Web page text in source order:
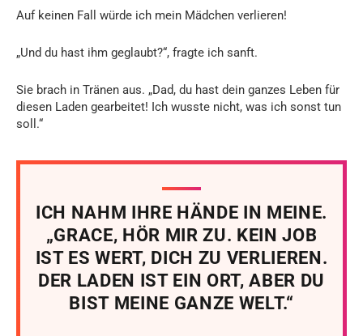
Auf keinen Fall würde ich mein Mädchen verlieren!
„Und du hast ihm geglaubt?“, fragte ich sanft.
Sie brach in Tränen aus. „Dad, du hast dein ganzes Leben für
diesen Laden gearbeitet! Ich wusste nicht, was ich sonst tun
soll.“
ICH NAHM IHRE HÄNDE IN MEINE.
„GRACE, HÖR MIR ZU. KEIN JOB
IST ES WERT, DICH ZU VERLIEREN.
DER LADEN IST EIN ORT, ABER DU
BIST MEINE GANZE WELT.“